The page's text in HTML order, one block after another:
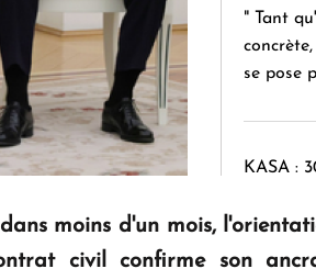
" Tant
se pose
KASA :
moins d'un mois,
civil confirme son